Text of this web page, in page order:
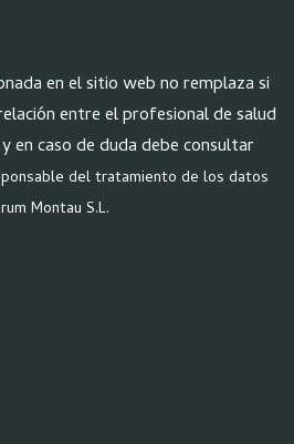
en el sitio web no remplaza si
entre el profesional de salud
en caso de duda debe consultar
del tratamiento de los datos
Montau S.L.